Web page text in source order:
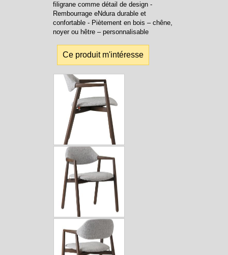
filigrane comme détail de design -
Rembourrage eNdura durable et
confortable - Piètement en bois – chêne,
noyer ou hêtre – personnalisable
Ce produit m'intéresse